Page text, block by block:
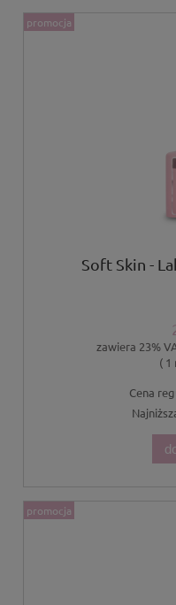
Soft Skin -
zawiera 23%
( 1
Cena
promocja
promocja